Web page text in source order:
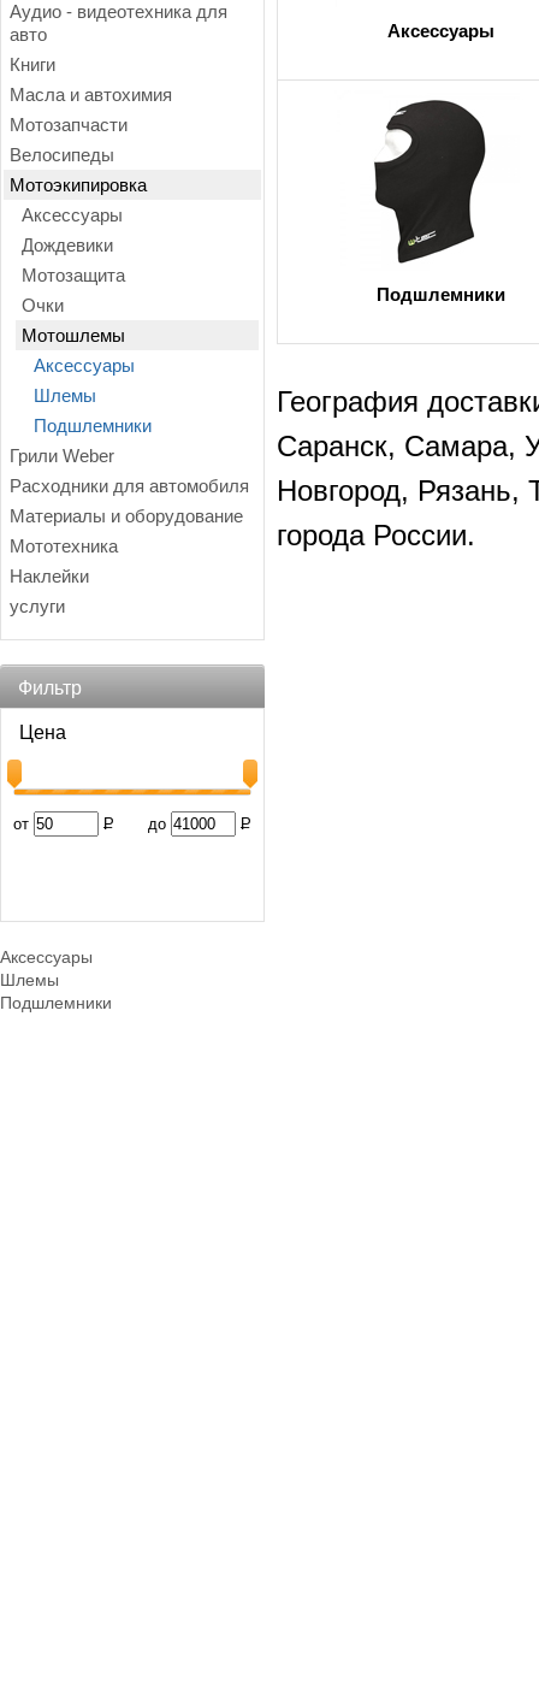
Аудио - видеотехника для
авто
Книги
Масла и автохимия
Мотозапчасти
Велосипеды
Мотоэкипировка
Аксессуары
Дождевики
Мотозащита
Очки
Мотошлемы
Аксессуары
Шлемы
Подшлемники
Грили Weber
Расходники для автомобиля
Материалы и оборудование
Мототехника
Наклейки
услуги
Фильтр
Цена
от Р до Р
Аксессуары
Шлемы
Подшлемники
Аксессуары
Подшлемники
География
Саранск, Самара,
Новгород, Рязань,
города России.